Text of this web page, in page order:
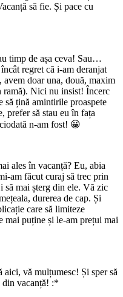
să fie. Și pace cu
timp de așa ceva! Sau…
regret că i-am deranjat
avem doar una, două, maxim
ramă). Nici nu insist! Încerc
să țină amintirile proaspete
prefer să stau eu în fața
n-am fost! 😀
ales în vacanță? Eu, abia
am făcut curaj să trec prin
să mai șterg din ele. Vă zic
durerea de cap. Și
care să limiteze
mai puține și le-am prețui mai
aici, vă mulțumesc! Și sper să
din vacanță! :*